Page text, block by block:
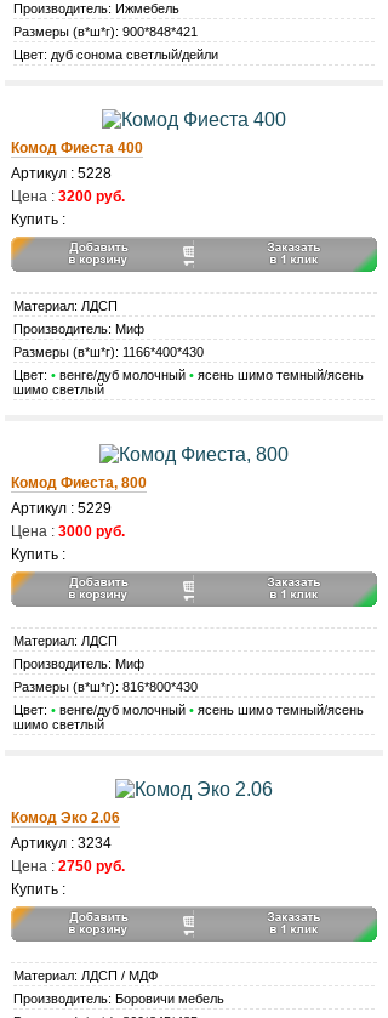
Производитель: Ижмебель
Размеры (в*ш*г): 900*848*421
Цвет: дуб сонома светлый/дейли
Комод Фиеста 400
Артикул : 5228
Цена : 3200 руб.
Купить :
Материал: ЛДСП
Производитель: Миф
Размеры (в*ш*г): 1166*400*430
Цвет: • венге/дуб молочный • ясень шимо темный/ясень
шимо светлый
Комод Фиеста, 800
Артикул : 5229
Цена : 3000 руб.
Купить :
Материал: ЛДСП
Производитель: Миф
Размеры (в*ш*г): 816*800*430
Цвет: • венге/дуб молочный • ясень шимо темный/ясень
шимо светлый
Комод Эко 2.06
Артикул : 3234
Цена : 2750 руб.
Купить :
Материал: ЛДСП / МДФ
Производитель: Боровичи мебель